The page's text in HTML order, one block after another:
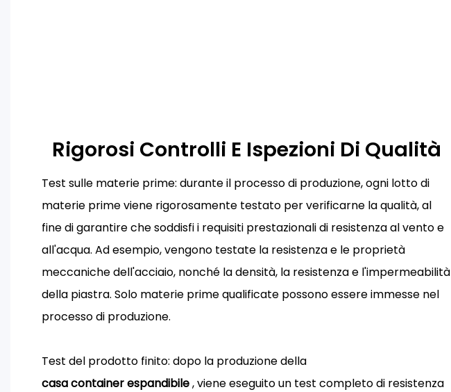
Rigorosi Controlli E Ispezioni Di Qualità
Test sulle materie prime: durante il processo di produzione, ogni lotto di
materie prime viene rigorosamente testato per verificarne la qualità, al
fine di garantire che soddisfi i requisiti prestazionali di resistenza al vento e
all'acqua. Ad esempio, vengono testate la resistenza e le proprietà
meccaniche dell'acciaio, nonché la densità, la resistenza e l'impermeabilità
della piastra. Solo materie prime qualificate possono essere immesse nel
processo di produzione.
Test del prodotto finito: dopo la produzione della
casa container espandibile, viene eseguito un test completo di resistenza